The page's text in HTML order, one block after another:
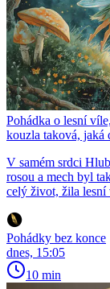
Pohádka o lesní
kouzla taková, jaká
V samém srdci
rosou a mech byl
celý život, žila
Pohádky bez konce
dnes, 15:05
10 min